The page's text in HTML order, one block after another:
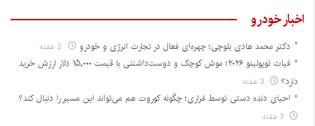
اخبار خودرو
دکتر محمد هادی بلوچی؛ چهره‌ای فعال در تجارت انرژی و خودرو
فیات توپولینو ۲۰۲۶؛ موش کوچک و دوست‌داشتنی با قیمت ۱۵,۰۰۰ دلار ارزش خرید
دارد؟
احیای دنده دستی توسط فراری؛ چگونه کوروت هم می‌تواند این مسیر را دنبال کند؟